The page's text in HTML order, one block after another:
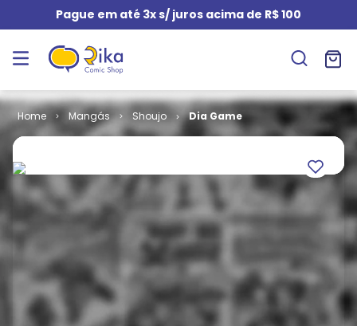
Pague em até 3x s/ juros acima de R$ 100
Mangás Shoujo Dia Game